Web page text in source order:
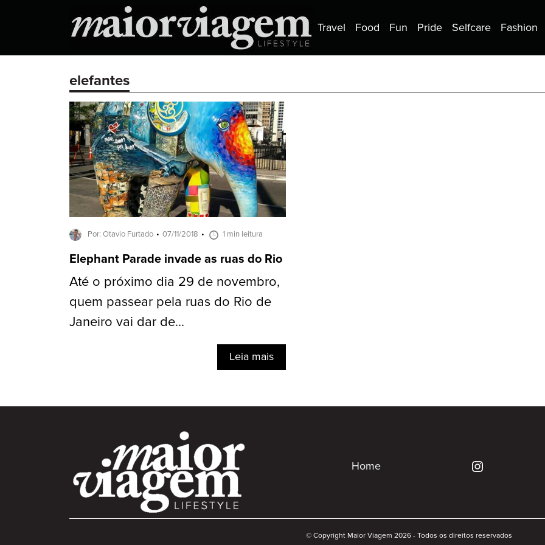
Travel Food Fun Pride Selfcare Fashion
elefantes
Por: Otavio Furtado 07/11/2018 1 min leitura
Elephant Parade invade as ruas do Rio
Até o próximo dia 29 de novembro,
quem passear pela ruas do Rio de
Janeiro vai dar de...
Leia mais
Home
© Copyright Maior Viagem 2026 - Todos os direitos reservados